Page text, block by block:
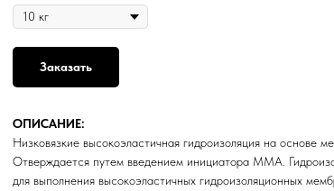
Заказать
ОПИСАНИЕ:
Низковязкие высокоэластичная гидроизоляция на основе
Отверждается путем введением инициатора ММА.
для выполнения высокоэластичных гидроизоляционных